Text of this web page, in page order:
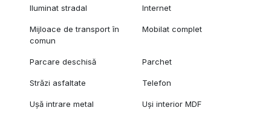
Iluminat stradal Internet
Mijloace de transport în
comun
Mobilat complet
Parcare deschisă Parchet
Străzi asfaltate Telefon
Ușă intrare metal Uși interior MDF